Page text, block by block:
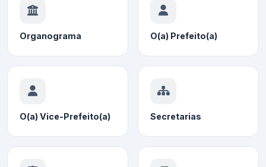
Organograma O(a) Prefeito(a)
O(a) Vice-Prefeito(a) Secretarias